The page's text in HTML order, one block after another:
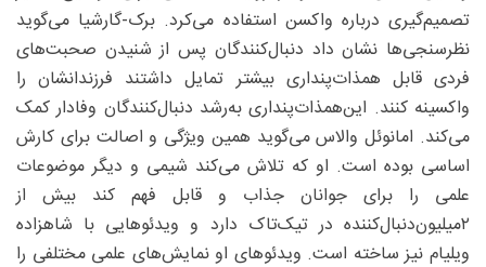
تصمیم‌گیری درباره واکسن استفاده می‌کرد. برک-گارشیا می‌گوید
نظرسنجی‌ها نشان داد دنبال‌کنندگان پس از شنیدن صحبت‌های
فردی قابل همذات‌پنداری بیشتر تمایل داشتند فرزندانشان را
واکسینه کنند. این‌همذات‌پنداری به‌رشد دنبال‌کنندگان وفادار کمک
می‌کند. امانوئل والاس می‌گوید همین ویژگی و اصالت برای کارش
اساسی بوده است. او که تلاش می‌کند شیمی و دیگر موضوعات
علمی را برای جوانان جذاب و قابل فهم کند بیش از
۲میلیون‌دنبال‌کننده در تیک‌تاک دارد و ویدئوهایی با شاهزاده
ویلیام نیز ساخته است. ویدئوهای او نمایش‌های علمی مختلفی را